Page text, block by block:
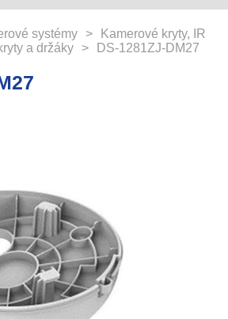
systémy >
Kamerové kryty, IR
a držáky > DS-1281ZJ-DM27